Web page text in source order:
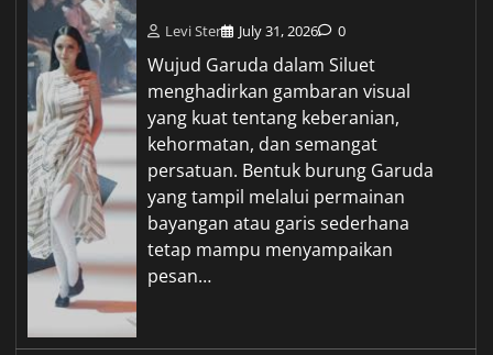
Levi Ster July 31, 2026 0
Wujud Garuda dalam Siluet
menghadirkan gambaran visual
yang kuat tentang keberanian,
kehormatan, dan semangat
persatuan. Bentuk burung Garuda
yang tampil melalui permainan
bayangan atau garis sederhana
tetap mampu menyampaikan
pesan…